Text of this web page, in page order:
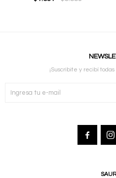
¡Suscribite y recibí
 